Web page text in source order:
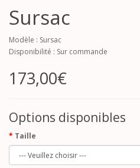
Sursac
Modèle : Sursac
Disponibilité : Sur commande
173,00€
Options disponibles
Taille